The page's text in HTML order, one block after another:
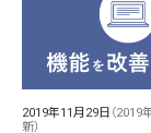
2019年11月29日 （2019
新）